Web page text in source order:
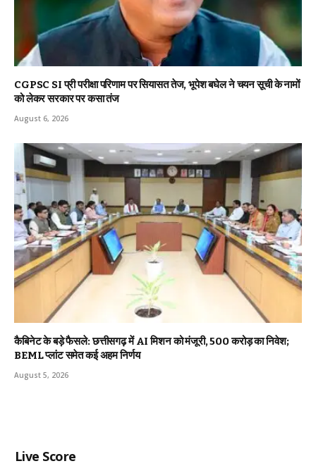
CGPSC SI प्री परीक्षा परिणाम पर सियासत तेज, भूपेश बघेल ने चयन सूची के नामों
को लेकर सरकार पर कसा तंज
August 6, 2026
कैबिनेट के बड़े फैसले: छत्तीसगढ़ में AI मिशन को मंजूरी, 500 करोड़ का निवेश;
BEML प्लांट समेत कई अहम निर्णय
August 5, 2026
Live Score